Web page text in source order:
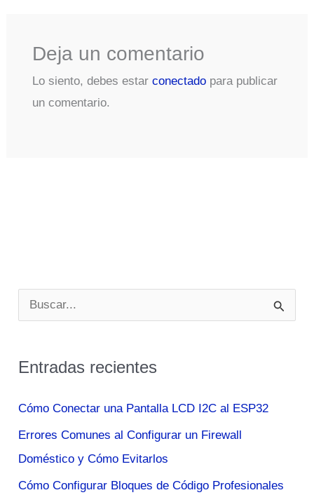
Deja un comentario
Lo siento, debes estar conectadopara publicar
un comentario.
u
c
p
o
r
Entradas recientes
Cómo Conectar una Pantalla LCD I2C al ESP32
Errores Comunes al Configurar un Firewall
Doméstico y Cómo Evitarlos
Cómo Configurar Bloques de Código Profesionales